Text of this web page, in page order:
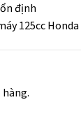
định
125cc Honda